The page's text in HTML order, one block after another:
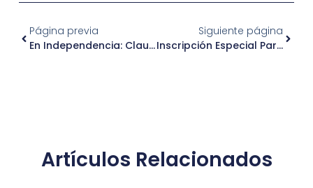
Página previa
En Independencia: Clausuran Inmueble Donde Se Realizaban Fiestas Clandestinas
Siguiente página
Inscripción Especial Para Vivir La Magia De La Navidad En Independencia
Artículos Relacionados